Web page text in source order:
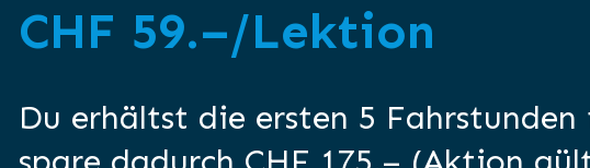
CHF 59.–/Lektion
Du erhältst die ersten 5